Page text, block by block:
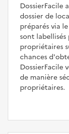
DossierFacile
dossier de
préparés via
sont
propriétaires
chances
DossierFacile
de manière
propriétaires.